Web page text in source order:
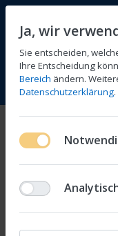
Menü Anmelden
Ja, wir
Sie entscheiden,
Ihre Entscheidung
Bereich ändern.
Datenschutzerklärung.